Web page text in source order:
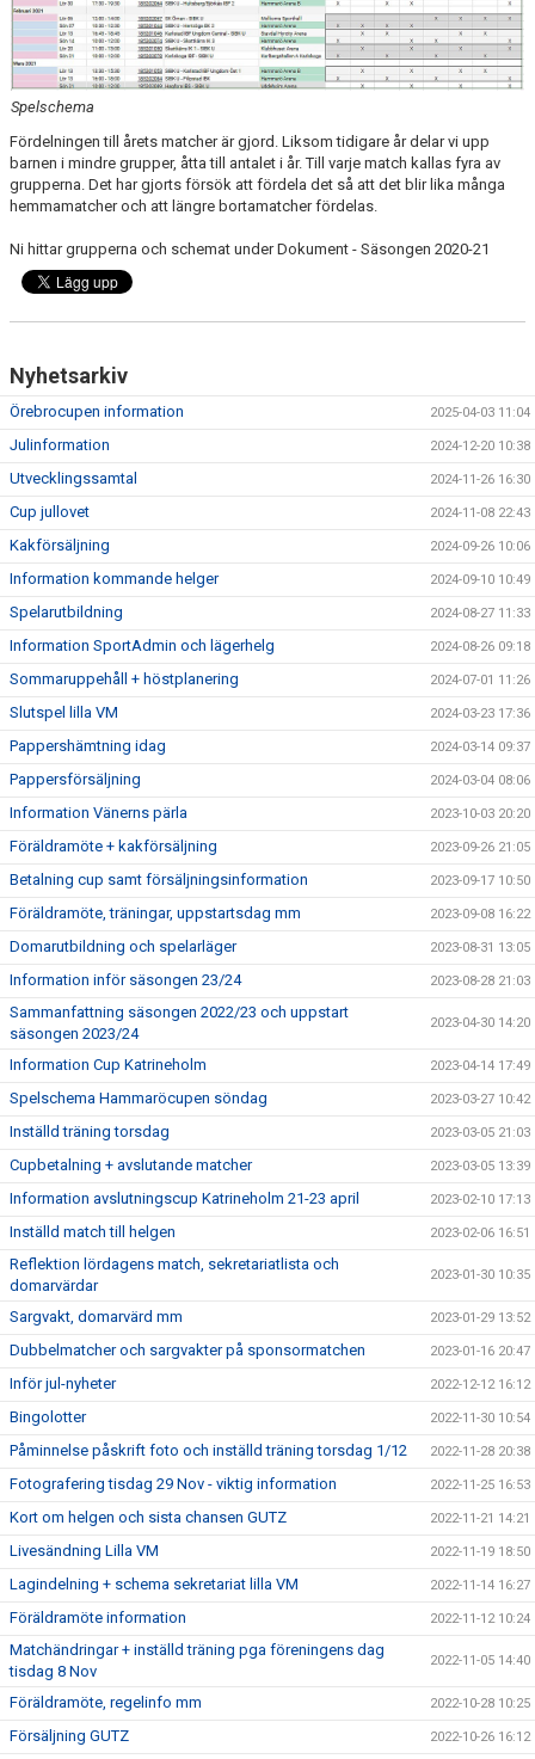
DOKUMENT
KONTAKT
Spelschema
Fördelningen till årets matcher är gjord. Liksom tidigare år delar vi upp
barnen i mindre grupper, åtta till antalet i år. Till varje match kallas fyra av
grupperna. Det har gjorts försök att fördela det så att det blir lika många
hemmamatcher och att längre bortamatcher fördelas.
Ni hittar grupperna och schemat under Dokument - Säsongen 2020-21
Nyhetsarkiv
Örebrocupen information 2025-04-03 11:04
Julinformation 2024-12-20 10:38
Utvecklingssamtal 2024-11-26 16:30
Cup jullovet 2024-11-08 22:43
Kakförsäljning 2024-09-26 10:06
Information kommande helger 2024-09-10 10:49
Spelarutbildning 2024-08-27 11:33
Information SportAdmin och lägerhelg 2024-08-26 09:18
Sommaruppehåll + höstplanering 2024-07-01 11:26
Slutspel lilla VM 2024-03-23 17:36
Pappershämtning idag 2024-03-14 09:37
Pappersförsäljning 2024-03-04 08:06
Information Vänerns pärla 2023-10-03 20:20
Föräldramöte + kakförsäljning 2023-09-26 21:05
Betalning cup samt försäljningsinformation 2023-09-17 10:50
Föräldramöte, träningar, uppstartsdag mm 2023-09-08 16:22
Domarutbildning och spelarläger 2023-08-31 13:05
Information inför säsongen 23/24 2023-08-28 21:03
Sammanfattning säsongen 2022/23 och uppstart
säsongen 2023/24
2023-04-30 14:20
Information Cup Katrineholm 2023-04-14 17:49
Spelschema Hammaröcupen söndag 2023-03-27 10:42
Inställd träning torsdag 2023-03-05 21:03
Cupbetalning + avslutande matcher 2023-03-05 13:39
Information avslutningscup Katrineholm 21-23 april 2023-02-10 17:13
Inställd match till helgen 2023-02-06 16:51
Reflektion lördagens match, sekretariatlista och
domarvärdar
2023-01-30 10:35
Sargvakt, domarvärd mm 2023-01-29 13:52
Dubbelmatcher och sargvakter på sponsormatchen 2023-01-16 20:47
Inför jul-nyheter 2022-12-12 16:12
Bingolotter 2022-11-30 10:54
Påminnelse påskrift foto och inställd träning torsdag 1/12 2022-11-28 20:38
Fotografering tisdag 29 Nov - viktig information 2022-11-25 16:53
Kort om helgen och sista chansen GUTZ 2022-11-21 14:21
Livesändning Lilla VM 2022-11-19 18:50
Lagindelning + schema sekretariat lilla VM 2022-11-14 16:27
Föräldramöte information 2022-11-12 10:24
Matchändringar + inställd träning pga föreningens dag
tisdag 8 Nov
2022-11-05 14:40
Föräldramöte, regelinfo mm 2022-10-28 10:25
Försäljning GUTZ 2022-10-26 16:12